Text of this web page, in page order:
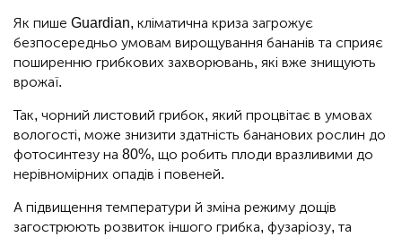
Як пише Guardian, кліматична криза загрожує
безпосередньо умовам вирощування бананів та сприяє
поширенню грибкових захворювань, які вже знищують
врожаї.
Так, чорний листовий грибок, який процвітає в умовах
вологості, може знизити здатність бананових рослин до
фотосинтезу на 80%, що робить плоди вразливими до
нерівномірних опадів і повеней.
А підвищення температури й зміна режиму дощів
загострюють розвиток іншого грибка, фузаріозу, та